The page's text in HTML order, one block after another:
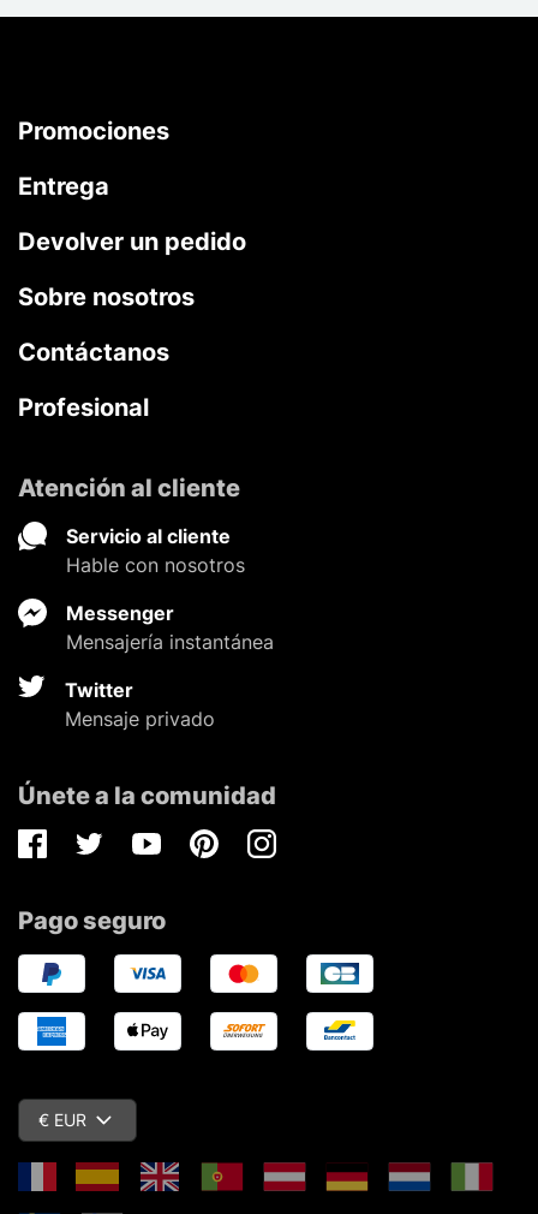
Promociones
Entrega
Devolver un pedido
Sobre nosotros
Contáctanos
Profesional
Atención al cliente
Servicio al cliente
Hable con nosotros
Messenger
Mensajería instantánea
Twitter
Mensaje privado
Únete a la comunidad
FacebookTwitterYoutubePinterestInstagram
Pago seguro
€ EUR